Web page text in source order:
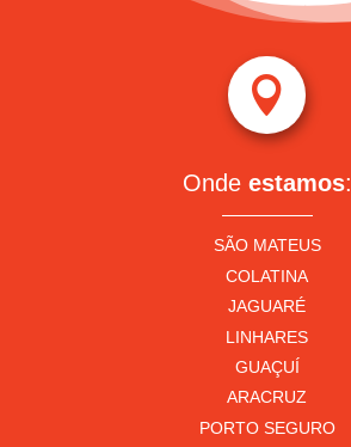

Onde estamos:
SÃO MATEUS
COLATINA
JAGUARÉ
LINHARES
GUAÇUÍ
ARACRUZ
PORTO SEGURO